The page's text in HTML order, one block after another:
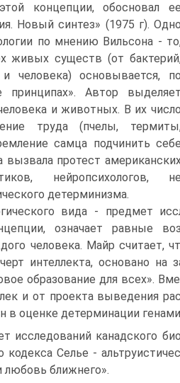
концепции, обосновал
Новый синтез» (1975 г).
по мнению Вильсона -
живых существ (от
человека) основывается,
Автор
и животных. В их
труда (пчелы,
самца подчинить
протест
нейропсихологов,
детерминизма.
вида - предмет
означает равные
человека. Майр считает,
интеллекта, основано на
образование для всех».
и от проекта выведения
в оценке детерминации
исследований канадского
кодекса Селье -
любовь ближнего».